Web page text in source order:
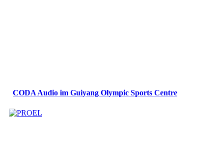
CODA Audio im Guiyang Olympic Sports Centre